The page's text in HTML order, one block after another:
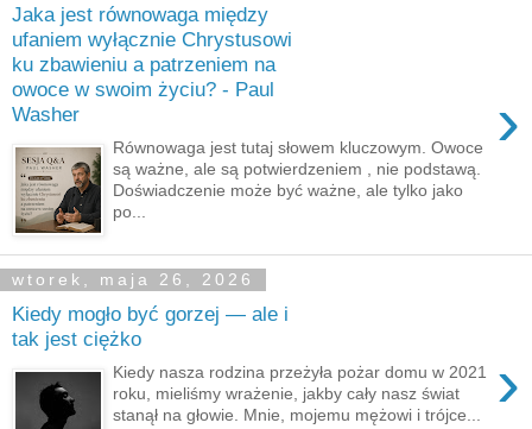
Jaka jest równowaga między
ufaniem wyłącznie Chrystusowi
ku zbawieniu a patrzeniem na
owoce w swoim życiu? - Paul
Washer
›
Równowaga jest tutaj słowem kluczowym. Owoce
są ważne, ale są potwierdzeniem , nie podstawą.
Doświadczenie może być ważne, ale tylko jako
po...
wtorek, maja 26, 2026
Kiedy mogło być gorzej — ale i
tak jest ciężko
›
Kiedy nasza rodzina przeżyła pożar domu w 2021
roku, mieliśmy wrażenie, jakby cały nasz świat
stanął na głowie. Mnie, mojemu mężowi i trójce...